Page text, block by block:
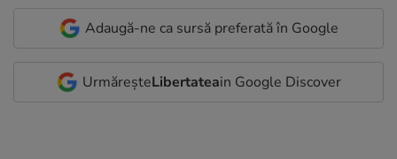
Adaugă-ne ca sursă preferată în Google
UrmăreșteLibertateain Google Discover